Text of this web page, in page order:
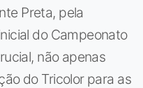
Preta, pela
do Campeonato
não apenas
do Tricolor para as